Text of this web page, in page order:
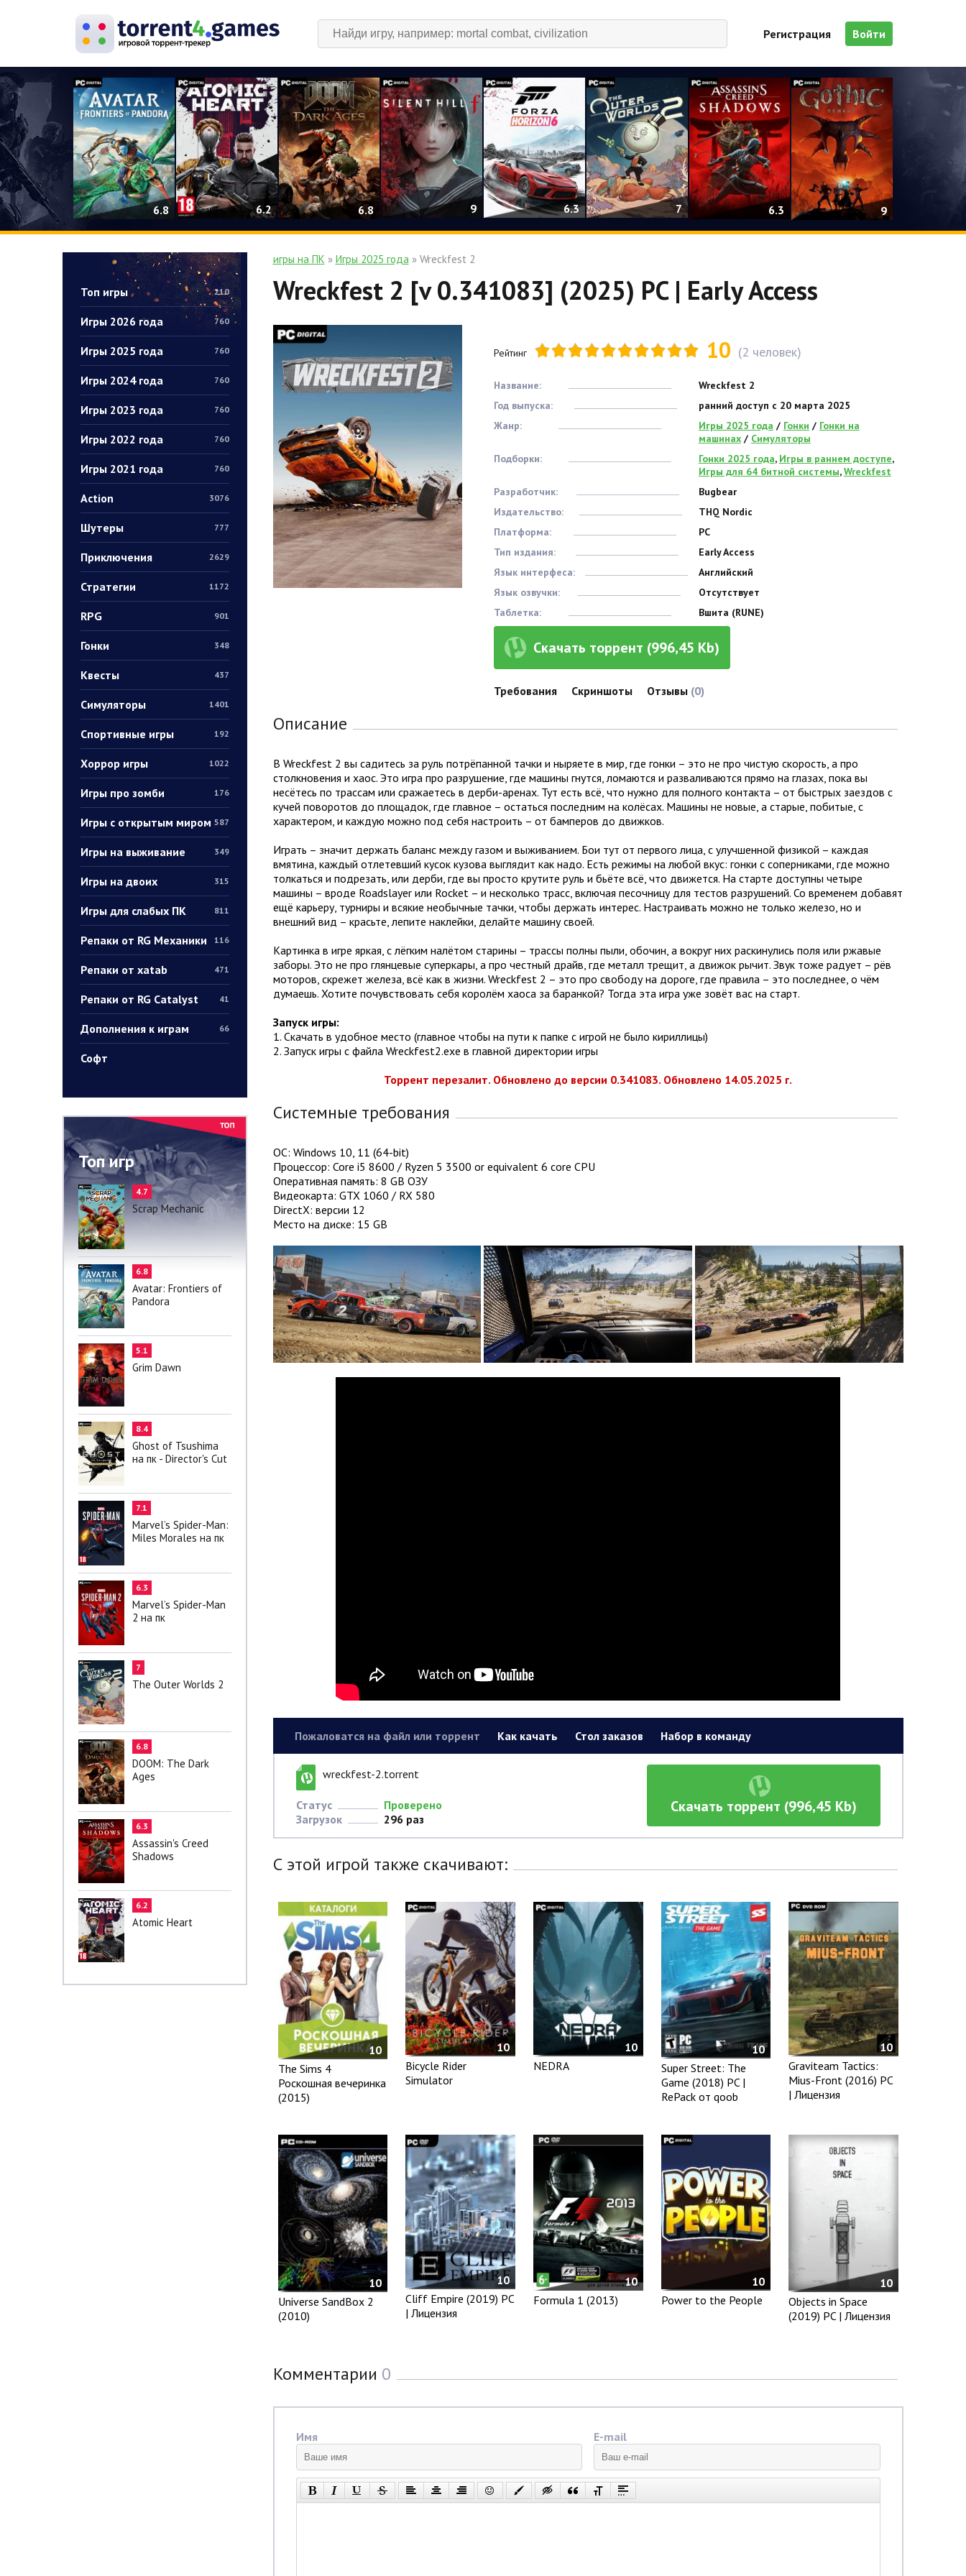
Регистрация Войти
6.8 6.2 6.8 9 6.3 7 6.3 9
Топ игры 210
Игры 2026 года 760
Игры 2025 года 760
Игры 2024 года 760
Игры 2023 года 760
Игры 2022 года 760
Игры 2021 года 760
Action 3076
Шутеры 777
Приключения 2629
Стратегии 1172
RPG 901
Гонки 348
Квесты 437
Симуляторы 1401
Спортивные игры 192
Хоррор игры 1022
Игры про зомби 176
Игры с открытым миром 587
Игры на выживание 349
Игры на двоих 315
Игры для слабых ПК 811
Репаки от RG Механики 116
Репаки от xatab 471
Репаки от RG Catalyst 41
Дополнения к играм 66
Софт
Топ игр
4.7
Scrap Mechanic
6.8
Avatar: Frontiers of
Pandora
5.1
Grim Dawn
8.4
Ghost of Tsushima
на пк - Director's Cut
7.1
Marvel’s Spider-Man:
Miles Morales на пк
6.3
Marvel’s Spider-Man
2 на пк
7
The Outer Worlds 2
6.8
DOOM: The Dark
Ages
6.3
Assassin's Creed
Shadows
6.2
Atomic Heart
игры на ПК » Игры 2025 года» Wreckfest 2
Wreckfest 2 [v 0.341083] (2025) PC | Early Access
Рейтинг 10 (2 человек)
Название:
Wreckfest 2
Год выпуска:
ранний доступ с 20 марта 2025
Жанр:
Игры 2025 года / Гонки / Гонки на
машинах/ Симуляторы
Подборки:
Гонки 2025 года, Игры в раннем доступе,
Игры для 64 битной системы,Wreckfest
Разработчик:
Bugbear
Издательство:
THQ Nordic
Платформа:
PC
Тип издания:
Early Access
Язык интерфеса:
Английский
Язык озвучки:
Отсутствует
Таблетка:
Вшита (RUNE)
Скачать торрент (996,45 Kb)
Требования Скриншоты Отзывы (0)
Описание
В Wreckfest 2 вы садитесь за руль потрёпанной тачки и ныряете в мир, где гонки – это не про чистую скорость, а про
столкновения и хаос. Это игра про разрушение, где машины гнутся, ломаются и разваливаются прямо на глазах, пока вы
несётесь по трассам или сражаетесь в дерби-аренах. Тут есть всё, что нужно для полного контакта – от быстрых заездов с
кучей поворотов до площадок, где главное – остаться последним на колёсах. Машины не новые, а старые, побитые, с
характером, и каждую можно под себя настроить – от бамперов до движков.
Играть – значит держать баланс между газом и выживанием. Бои тут от первого лица, с улучшенной физикой – каждая
вмятина, каждый отлетевший кусок кузова выглядит как надо. Есть режимы на любой вкус: гонки с соперниками, где можно
толкаться и подрезать, или дерби, где вы просто крутите руль и бьёте всё, что движется. На старте доступны четыре
машины – вроде Roadslayer или Rocket – и несколько трасс, включая песочницу для тестов разрушений. Со временем добавят
ещё карьеру, турниры и всякие необычные тачки, чтобы держать интерес. Настраивать можно не только железо, но и
внешний вид – красьте, лепите наклейки, делайте машину своей.
Картинка в игре яркая, с лёгким налётом старины – трассы полны пыли, обочин, а вокруг них раскинулись поля или ржавые
заборы. Это не про глянцевые суперкары, а про честный драйв, где металл трещит, а движок рычит. Звук тоже радует – рёв
моторов, скрежет железа, всё как в жизни. Wreckfest 2 – это про свободу на дороге, где правила – это последнее, о чём
думаешь. Хотите почувствовать себя королём хаоса за баранкой? Тогда эта игра уже зовёт вас на старт.
Запуск игры:
1. Скачать в удобное место (главное чтобы на пути к папке с игрой не было кириллицы)
2. Запуск игры с файла Wreckfest2.exe в главной директории игры
Торрент перезалит. Обновлено до версии 0.341083. Обновлено 14.05.2025 г.
Системные требования
ОС: Windows 10, 11 (64-bit)
Процессор: Core i5 8600 / Ryzen 5 3500 or equivalent 6 core CPU
Оперативная память: 8 GB ОЗУ
Видеокарта: GTX 1060 / RX 580
DirectX: версии 12
Место на диске: 15 GB
Пожаловатся на файл или торрент Как качать Стол заказов Набор в команду
wreckfest-2.torrent
Статус
Проверено
Загрузок
296 раз
Скачать торрент (996,45 Kb)
С этой игрой также скачивают:
10
The Sims 4
Роскошная вечеринка
(2015)
10
Bicycle Rider
Simulator
10
NEDRA
10
Super Street: The
Game (2018) PC |
RePack от qoob
10
Graviteam Tactics:
Mius-Front (2016) PC
| Лицензия
10
Universe SandBox 2
(2010)
10
Cliff Empire (2019) PC
| Лицензия
10
Formula 1 (2013)
10
Power to the People
10
Objects in Space
(2019) PC | Лицензия
Комментарии 0
Имя E-mail